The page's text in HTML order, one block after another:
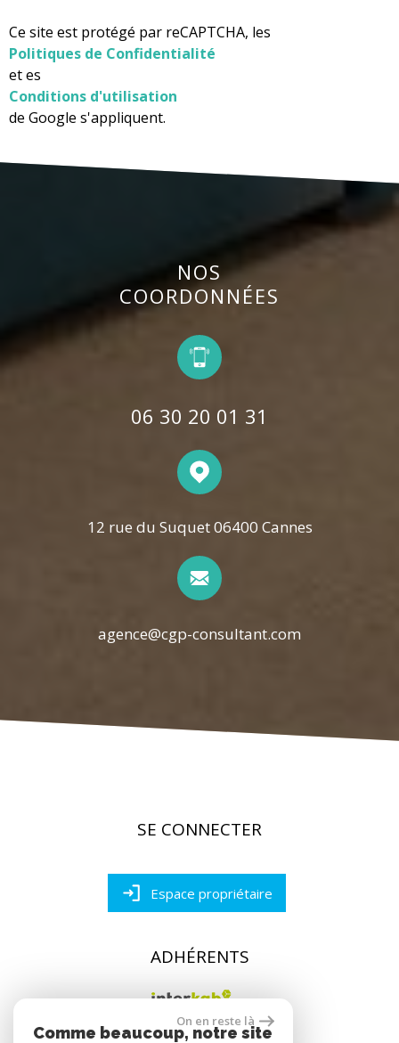
Ce site est protégé par reCAPTCHA, les
Politiques de Confidentialité
et es
Conditions d'utilisation
de Google s'appliquent.
NOS
COORDONNÉES
06 30 20 01 31
12 rue du Suquet 06400 Cannes
agence@cgp-consultant.com
ADHÉRENTS
SE CONNECTER
Espace propriétaire
On en reste là
Comme beaucoup, notre site